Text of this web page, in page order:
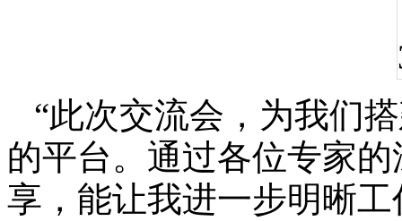
“此次交流会，为我们
的平台。通过各位专家
享，能让我进一步明晰